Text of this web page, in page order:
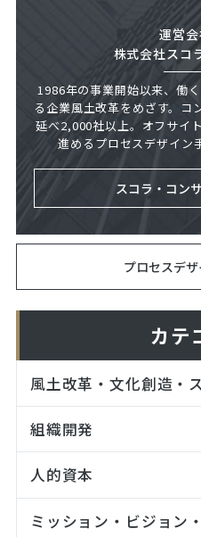
運営
株式会社スコ
1986年の事業開始以来、働
る企業風土改革をめざす。コ
延べ2,000社以上。オフサイ
進めるプロセスデザイン
スコラ・コン
プロセスデ
カテ
風土改革・文化創造・
組織開発
人的資本
ミッション・ビジョン